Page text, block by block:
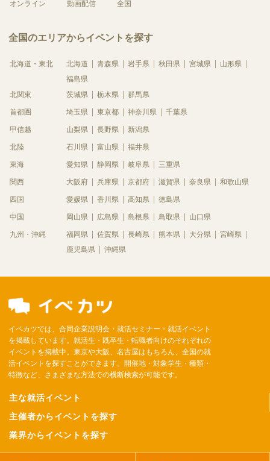
オンライン 動画配信 全国
全国のエリアからイベントを探す
北海道・東北 北海道 青森県 岩手県 秋田県 宮城県
山形県
福島県
北関東
茨城県 栃木県 群馬県
首都圏 埼玉県 東京都 神奈川県 千葉県
甲信越 山梨県 長野県 新潟県
北陸 石川県 富山県 福井県
東海 愛知県 静岡県 岐阜県 三重県
関西 大阪府 兵庫県 京都府 滋賀県 奈良県 和歌山県
四国 愛媛県 香川県 高知県 徳島県
中国 岡山県 広島県 島根県 鳥取県 山口県
九州・沖縄 福岡県 佐賀県 長崎県 熊本県 大分県
宮崎県
鹿児島県
沖縄県
イベカツでは、合同企業説明会・就活セミナー・就活イベント
を掲載しています。就活生・既卒生・転職者向けのそれぞれの
イベントを掲載中。東京や大阪、名古屋はもちろん、全国の就
活イベントを探すことができます。開催地・対象学生・種類・
特徴など、さまざまな方法での横断検索が可能です。
主な就活イベント
主催者からイベントを探す
業界からイベントを探す